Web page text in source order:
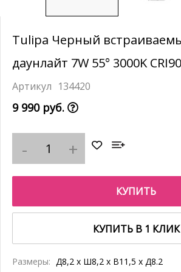
Tulipa Черный
даунлайт 7W 55° 3000K CRI90
134420
9 990 руб.
КУПИТЬ
КУПИТЬ В 1 КЛИК
Размеры: Д8,2 x Ш8,2 x В11,5 x Д8.2